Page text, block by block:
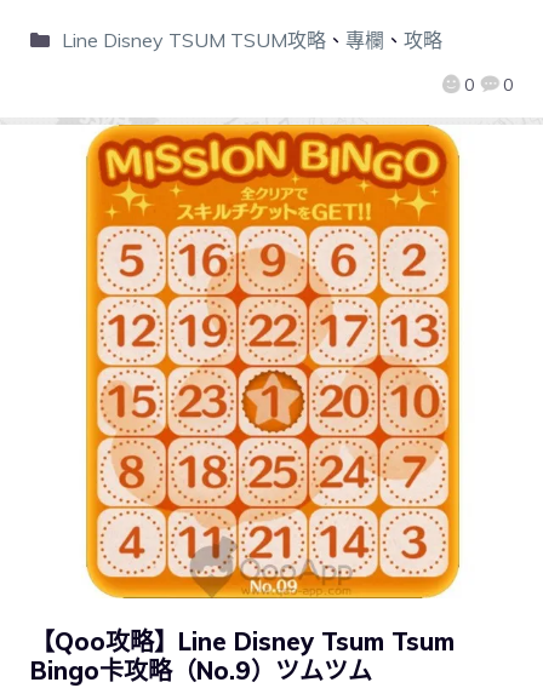
0 0
Line Disney TSUM TSUM攻略、 專欄 、 攻略
【Qoo攻略】Line Disney Tsum Tsum
Bingo卡攻略（No.9）ツムツム